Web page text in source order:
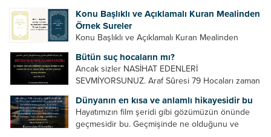
cariyelerinizi dünya hayatının menfaatini elde
etmek için fuhuş yapmaya zorlamayın. Her...
Konu Başlıklı ve Açıklamalı Kuran Mealinden
Örnek Sureler
Konu Başlıklı ve Açıklamalı Kuran Mealinden
Bütün suç hocaların mı?
Ancak sizler NASİHAT EDENLERİ
SEVMİYORSUNUZ. Araf Sûresi 79 Hocaları zaman
geliştirmeleri hususunda bazen açık bazen gizli
tenkitlerde bulunmuşuzdur. Örneğin hocalarda
olması gereken hususları sıralar ve...
Dünyanın en kısa ve anlamlı hikayesidir bu
Hayatımızın film şeridi gibi gözümüzün önünde
geçmesidir bu. Geçmişinde ne olduğunu ve